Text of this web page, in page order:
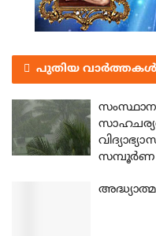
പുതിയ വാർത്തകൾ
സമ്പൂർണ